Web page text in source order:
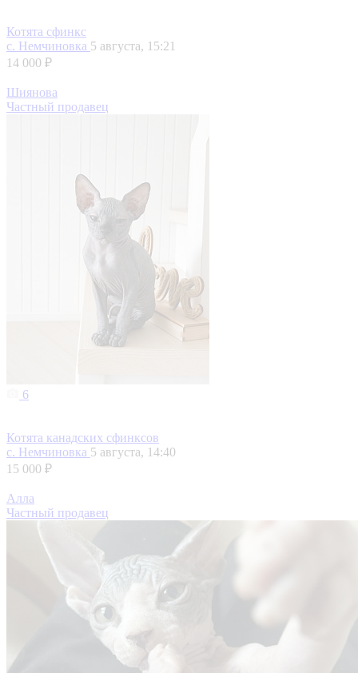
Котята сфинкс
с. Немчиновка 5 августа, 15:21
14 000 ₽
Шиянова
Частный продавец
6
Котята канадских сфинксов
с. Немчиновка 5 августа, 14:40
15 000 ₽
Алла
Частный продавец